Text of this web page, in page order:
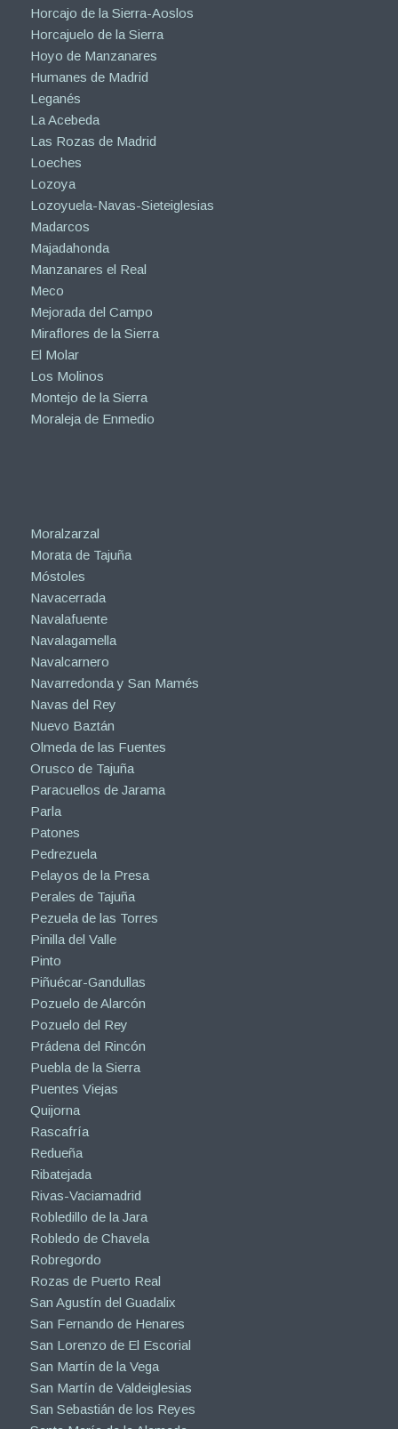
Horcajo de la Sierra-Aoslos
Horcajuelo de la Sierra
Hoyo de Manzanares
Humanes de Madrid
Leganés
La Acebeda
Las Rozas de Madrid
Loeches
Lozoya
Lozoyuela-Navas-Sieteiglesias
Madarcos
Majadahonda
Manzanares el Real
Meco
Mejorada del Campo
Miraflores de la Sierra
El Molar
Los Molinos
Montejo de la Sierra
Moraleja de Enmedio
Moralzarzal
Morata de Tajuña
Móstoles
Navacerrada
Navalafuente
Navalagamella
Navalcarnero
Navarredonda y San Mamés
Navas del Rey
Nuevo Baztán
Olmeda de las Fuentes
Orusco de Tajuña
Paracuellos de Jarama
Parla
Patones
Pedrezuela
Pelayos de la Presa
Perales de Tajuña
Pezuela de las Torres
Pinilla del Valle
Pinto
Piñuécar-Gandullas
Pozuelo de Alarcón
Pozuelo del Rey
Prádena del Rincón
Puebla de la Sierra
Puentes Viejas
Quijorna
Rascafría
Redueña
Ribatejada
Rivas-Vaciamadrid
Robledillo de la Jara
Robledo de Chavela
Robregordo
Rozas de Puerto Real
San Agustín del Guadalix
San Fernando de Henares
San Lorenzo de El Escorial
San Martín de la Vega
San Martín de Valdeiglesias
San Sebastián de los Reyes